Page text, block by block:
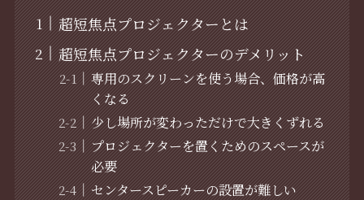
超短焦点プロジェクターとは
超短焦点プロジェクターのデメリット
専用のスクリーンを使う場合、価格が高
くなる
少し場所が変わっただけで大きくずれる
プロジェクターを置くためのスペースが
必要
センタースピーカーの設置が難しい